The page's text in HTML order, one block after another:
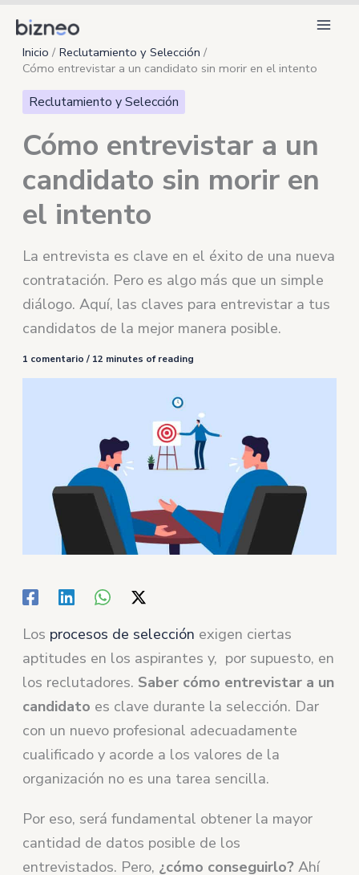
contenido
Inicio
Reclutamiento y Selección
Cómo entrevistar a un candidato sin morir en el intento
Reclutamiento y Selección
Cómo entrevistar a un
candidato sin morir en
el intento
La entrevista es clave en el éxito de una nueva
contratación. Pero es algo más que un simple
diálogo. Aquí, las claves para entrevistar a tus
candidatos de la mejor manera posible.
1 comentario / 12 minutes of reading
Los procesos de selección exigen ciertas
aptitudes en los aspirantes y, por supuesto, en
los reclutadores. Saber cómo entrevistar a un
candidato es clave durante la selección. Dar
con un nuevo profesional adecuadamente
cualificado y acorde a los valores de la
organización no es una tarea sencilla.
Por eso, será fundamental obtener la mayor
cantidad de datos posible de los
entrevistados. Pero, ¿cómo conseguirlo?Ahí